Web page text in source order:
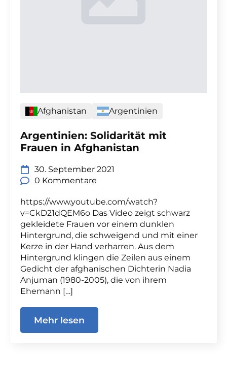
Afghanistan Argentinien
Argentinien: Solidarität mit
Frauen in Afghanistan
30. September 2021
0 Kommentare
https://www.youtube.com/watch?
v=CkD21dQEM6o Das Video zeigt schwarz
gekleidete Frauen vor einem dunklen
Hintergrund, die schweigend und mit einer
Kerze in der Hand verharren. Aus dem
Hintergrund klingen die Zeilen aus einem
Gedicht der afghanischen Dichterin Nadia
Anjuman (1980-2005), die von ihrem
Ehemann […]
Mehr lesen